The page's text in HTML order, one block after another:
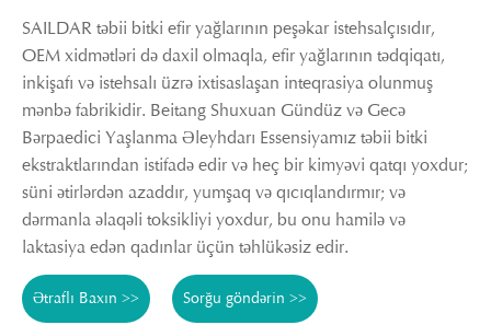
SAILDAR təbii bitki efir yağlarının peşəkar istehsalçısıdır,
OEM xidmətləri də daxil olmaqla, efir yağlarının tədqiqatı,
inkişafı və istehsalı üzrə ixtisaslaşan inteqrasiya olunmuş
mənbə fabrikidir. Beitang Shuxuan Gündüz və Gecə
Bərpaedici Yaşlanma Əleyhdarı Essensiyamız təbii bitki
ekstraktlarından istifadə edir və heç bir kimyəvi qatqı yoxdur;
süni ətirlərdən azaddır, yumşaq və qıcıqlandırmır; və
dərmanla əlaqəli toksikliyi yoxdur, bu onu hamilə və
laktasiya edən qadınlar üçün təhlükəsiz edir.
Ətraflı Baxın >> Sorğu göndərin >>